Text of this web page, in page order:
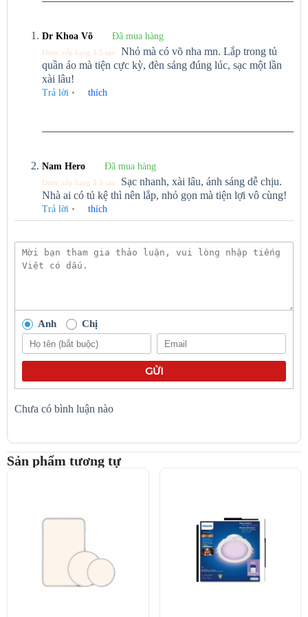
gian này, nếu không có chuyển động mới, đèn sẽ tự động tắt.
Góc chiếu sáng rộng 120°
Đèn LED thanh cảm ứng Yeelight Sensor Cabinet Light
thiết kế vớigóc chiếu sáng rộng lên đến 120°
cấp đủ ánh sáng cho toàn bộ không gian trong tủ bếp hoặc khu vực
lắp đặt. Bạn không cần phải lắp đặt nhiều đèn để đảm bảo độ sáng
đồng đều, giúp tiết kiệm chi phí và không gian.
Công suất tiết kiệm điện
Mặc dù có khả năng chiếu sáng mạnh mẽ, sản phẩm lại có công
suất tiêu thụ điện cực kỳ thấp, chỉ 1.2W. Với công suất thấp như
vậy, Giúp có thể hoạt động thời gian dài mà không gây tốn kém
Khi cần sạc, bạn có thể dễ dàng thực hiện thông qua cổng USB-C
đi kèm. Việc sử dụng chuẩn USB-C phổ biến giúp bạn có thể sạc
đèn bằng nhiều loại sạc khác nhau, tăng tính tiện lợi trong sử dụng.
Lưu ý khi sử dụng Đèn LED Thanh Cảm Ứng Yeelight Sensor
Nên lắp đặt đèn ở những nơi khô ráo, tránh tiếp xúc
động tốt nhất.
Tránh lắp đặt đèn ở những nơi có nhiệt độ quá cao
hoặc quá thấp.
sạc không tương thích.
Tại sao nên chọn Đèn LED Thanh Cảm Ứng Yeelight Sensor
Cabinet Light tại Matter Việt Nam
Khi quyết định muaĐèn LED thanh cảm ứng Yeelight Sensor
Dr Khoa Võ Đã mua hàng
Được xếp hạng 5 5 sao
Nhỏ mà có võ nha mn. Lắp trong tủ
quần áo mà tiện cực kỳ, đèn sáng đúng lúc, sạc một lần
xài lâu!
Trả lời • thích
Nam Hero Đã mua hàng
Được xếp hạng 5 5 sao
Sạc nhanh, xài lâu, ánh sáng dễ chịu.
Nhà ai có tủ kệ thì nên lắp, nhỏ gọn mà tiện lợi vô cùng!
Trả lời • thích
Anh Chị
GỬI
Chưa có bình luận nào
Sản phẩm tương tự